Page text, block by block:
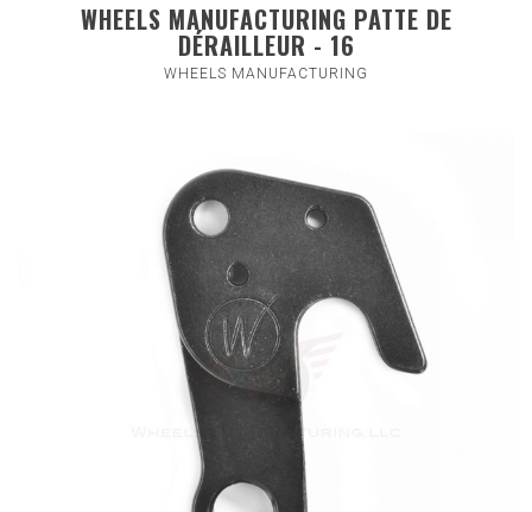
WHEELS MANUFACTURING PATTE DE
DÉRAILLEUR - 16
WHEELS MANUFACTURING